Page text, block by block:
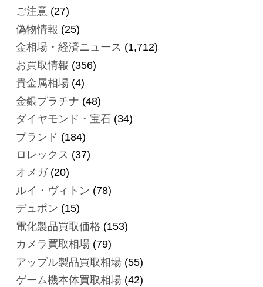
ご注意(27)
偽物情報 (25)
金相場・経済ニュース (1,712)
お買取情報 (356)
貴金属相場(4)
金銀プラチナ (48)
ダイヤモンド・宝石 (34)
ブランド (184)
ロレックス (37)
オメガ(20)
ルイ・ヴィトン (78)
デュポン (15)
電化製品買取価格 (153)
カメラ買取相場(79)
アップル製品買取相場(55)
ゲーム機本体買取相場(42)